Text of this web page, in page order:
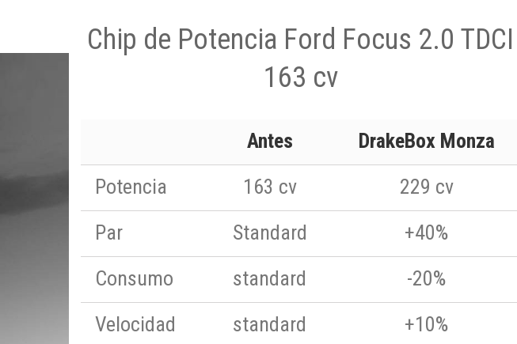
Chip de Potencia Ford Focus 2.0 TDCI
163 cv
Antes
DrakeBox Monza
Potencia
163 cv
229 cv
Par
Standard
+40%
Consumo
standard
-20%
Velocidad
standard +10%